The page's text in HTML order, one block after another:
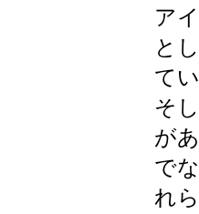
ア
と
て
そ
が
で
れ